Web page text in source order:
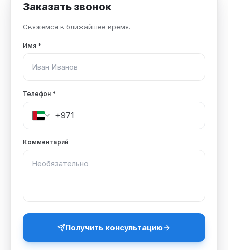
Заказать звонок
Свяжемся в ближайшее время.
Имя *
Телефон *
Комментарий
Получить консультацию